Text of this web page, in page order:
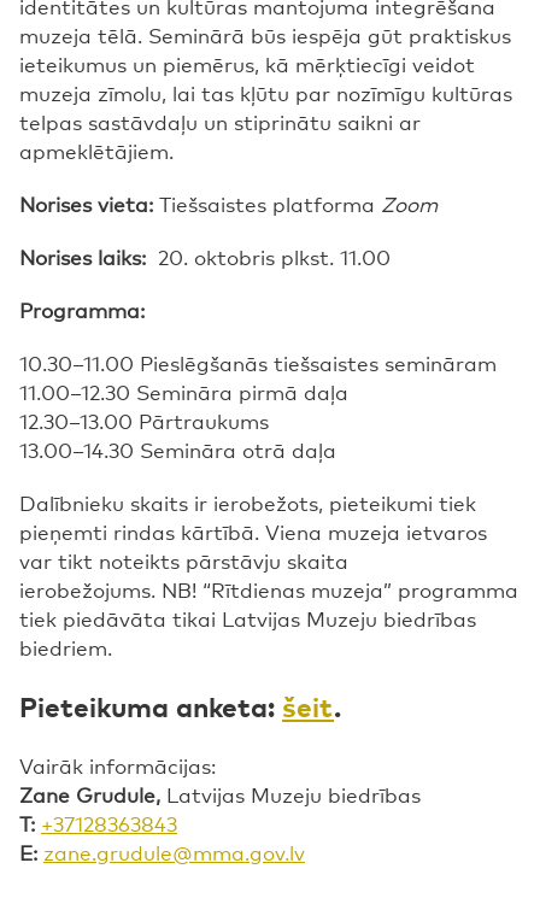
muzeja tēlā. Seminārā būs iespēja gūt praktiskus
ieteikumus un piemērus, kā mērķtiecīgi veidot
muzeja zīmolu, lai tas kļūtu par nozīmīgu kultūras
telpas sastāvdaļu un stiprinātu saikni ar
apmeklētājiem.
Norises vieta: Tiešsaistes platforma Zoom
Norises laiks: 20. oktobris plkst. 11.00
Programma:
10.30–11.00 Pieslēgšanās tiešsaistes semināram
11.00–12.30 Semināra pirmā daļa
12.30–13.00 Pārtraukums
13.00–14.30 Semināra otrā daļa
Dalībnieku skaits ir ierobežots, pieteikumi tiek
pieņemti rindas kārtībā. Viena muzeja ietvaros
var tikt noteikts pārstāvju skaita
ierobežojums. NB! “Rītdienas muzeja” programma
tiek piedāvāta tikai Latvijas Muzeju biedrības
biedriem.
Pieteikuma anketa: šeit.
Vairāk informācijas:
Zane Grudule, Latvijas Muzeju biedrības
T: +37128363843
E: zane.grudule@mma.gov.lv